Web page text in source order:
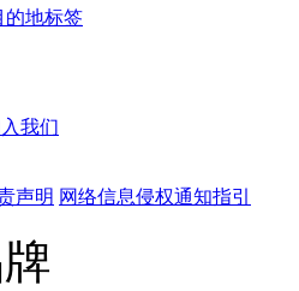
的地标签
我们
声明 网络信息侵权通知指引